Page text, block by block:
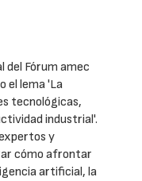
del Fórum amec
el lema 'La
tecnológicas,
industrial'.
y
cómo afrontar
artificial, la